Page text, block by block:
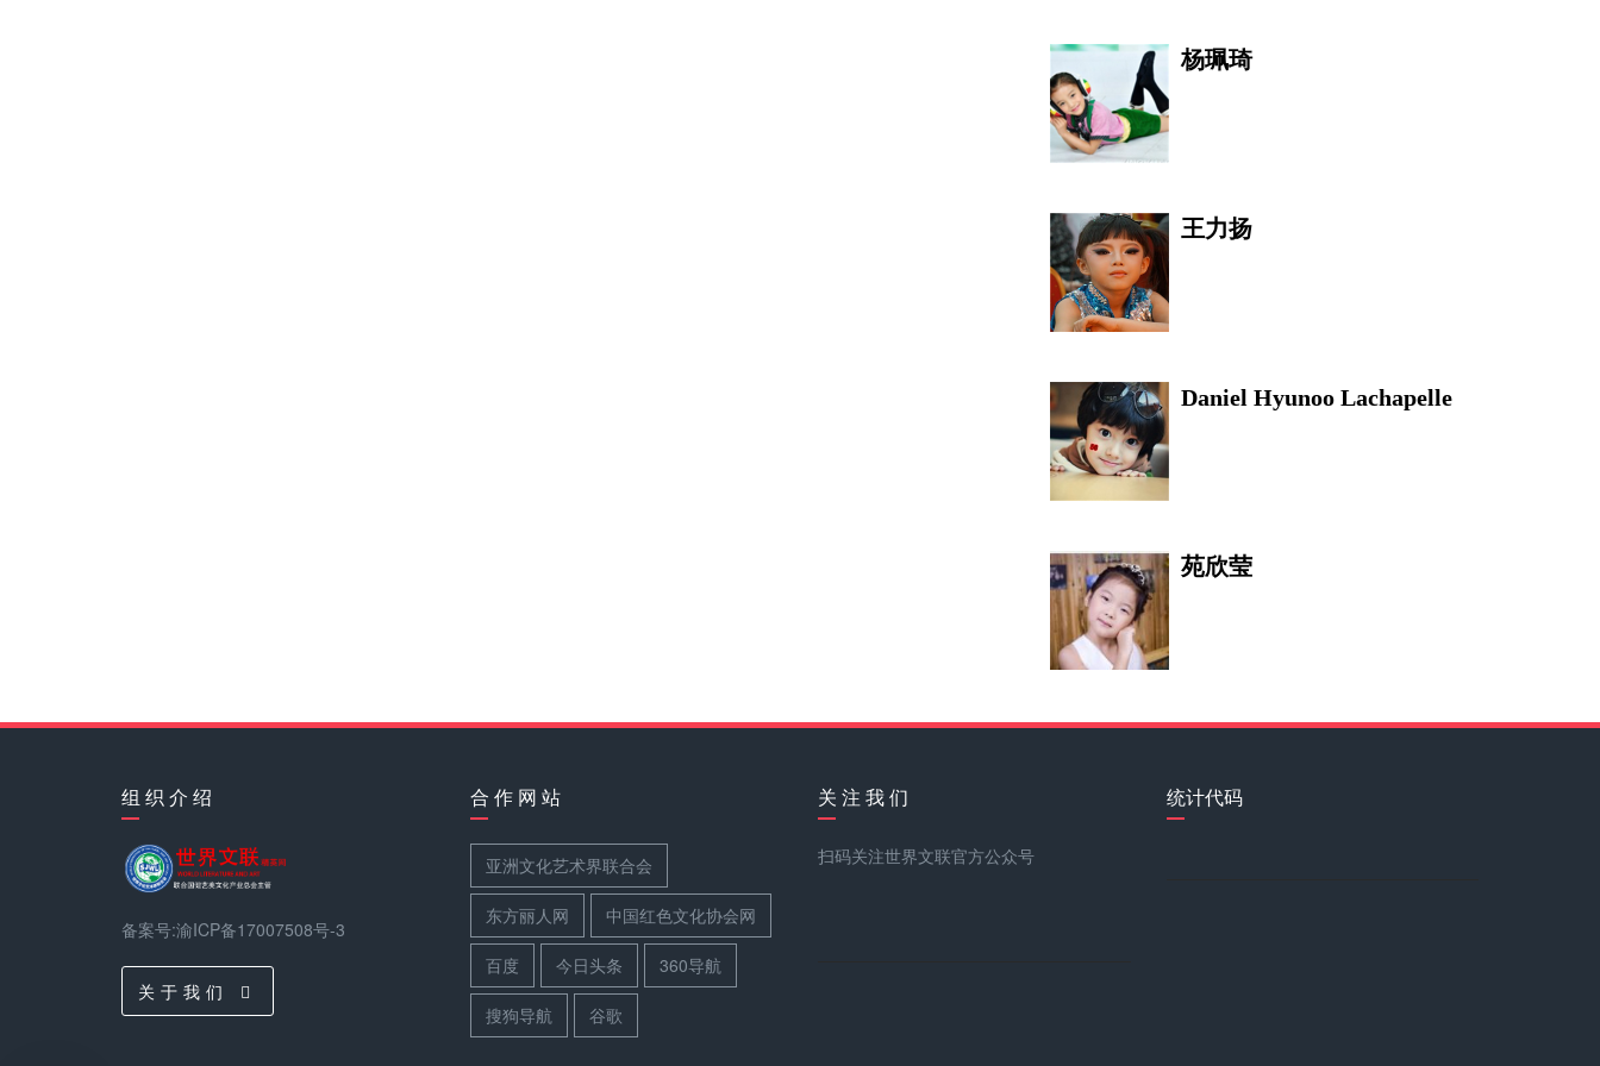
圣融轩
杨珮琦
王力扬
Daniel Hyunoo Lachapelle
苑欣莹
李若冰
组 织 介 绍
备案号:渝ICP备17007508号-3
关 于 我 们
合 作 网 站
亚洲文化艺术界联合会
东方丽人网 中国红色文化协会网
百度 今日头条 360导航
搜狗导航 谷歌
关 注 我 们
扫码关注世界文联官方公众号
统计代码